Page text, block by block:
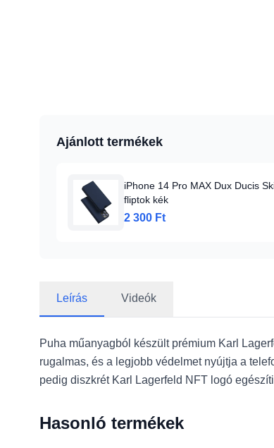
Ajánlott termékek
iPhone 14 Pro MAX Dux Ducis
fliptok kék
2 300 Ft
Leírás Videók
Puha műanyagból készült prémium Karl
rugalmas, és a legjobb védelmet nyújtja a
pedig diszkrét Karl Lagerfeld NFT logó
Hasonló termékek